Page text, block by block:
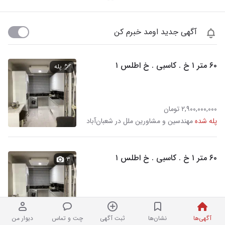
آگهی‌ها نشان‌ها ثبت آگهی چت و تماس دیوار من
آگهی جدید اومد خبرم کن
۶۰ متر ۱ خ . کاسبی . خ اطلس ۱
۲,۹۰۰,۰۰۰,۰۰۰ تومان
پله شدهمهندسین و مشاورین ملل در شعبان‌آباد
پله
۶۰ متر ۱ خ . کاسبی . خ اطلس ۱
۲,۹۰۰,۰۰۰,۰۰۰ تومان
مهندسین و مشاورین ملل در شعبان‌آباد
۳